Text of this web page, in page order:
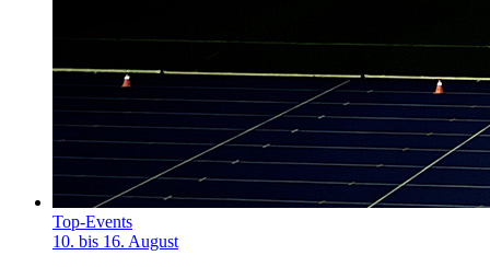
Top-Events
10. bis 16. August